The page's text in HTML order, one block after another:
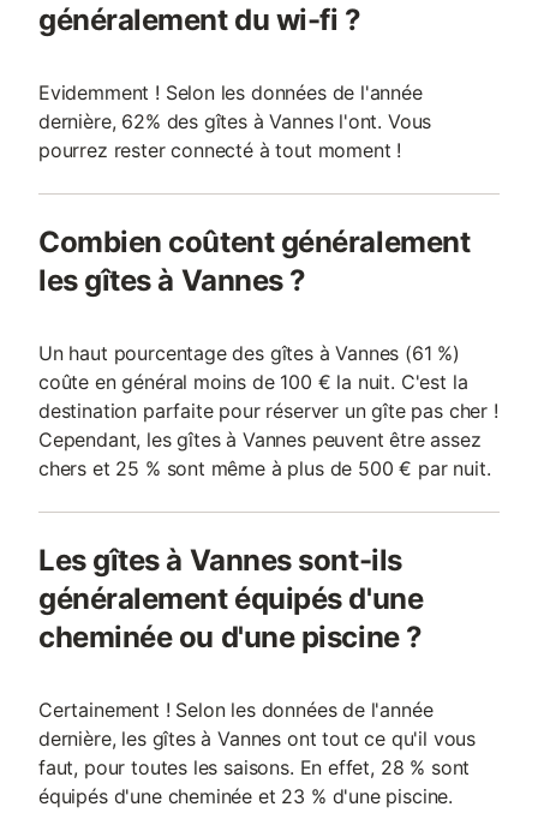
généralement du wi-fi ?
Evidemment ! Selon les données de l'année
dernière, 62% des gîtes à Vannes l'ont. Vous
pourrez rester connecté à tout moment !
Combien coûtent généralement
les gîtes à Vannes ?
Un haut pourcentage des gîtes à Vannes (61 %)
coûte en général moins de 100 € la nuit. C'est la
destination parfaite pour réserver un gîte pas cher !
Cependant, les gîtes à Vannes peuvent être assez
chers et 25 % sont même à plus de 500 € par nuit.
Les gîtes à Vannes sont-ils
généralement équipés d'une
cheminée ou d'une piscine ?
Certainement ! Selon les données de l'année
dernière, les gîtes à Vannes ont tout ce qu'il vous
faut, pour toutes les saisons. En effet, 28 % sont
équipés d'une cheminée et 23 % d'une piscine.